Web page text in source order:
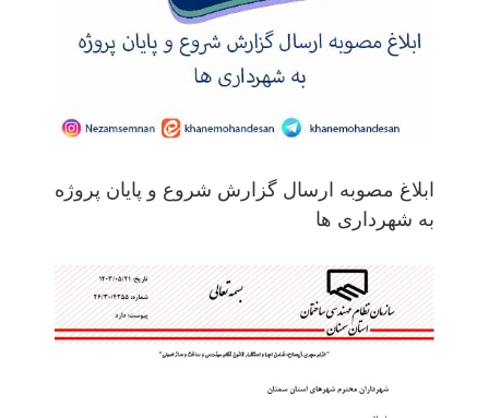
ابلاغ مصوبه ارسال گزارش شروع و پایان پروژه
به شهرداری ها